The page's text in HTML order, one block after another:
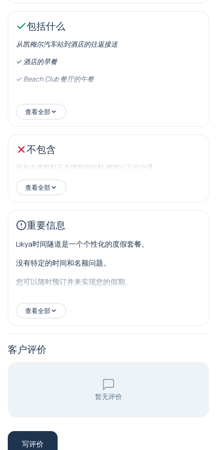
Adrasan Suluada享受与大自然亲密接触的一天。我们的
假期套餐中包括了古代Phaselis之旅，Tahtalı缆车之旅和
都有机会参与不同的活动，并可以选择您所希望的活动日
程。通过Lycia时间隧道的专属假期套餐，您将享受充实而
包括什么
从凯梅尔汽车站到酒店的往返接送
✓ 酒店的早餐
✓ Beach Club 餐厅的午餐
✓ 奥林波斯塔哈特滑索之旅
✓ 古城法萨利斯之旅 + 包含博物馆通行证。
✓ 免费进入Aura – Inferno – Kristal 夜总会
✓ 活动之间的所有交通接送
✓ 专业导游服务
查看全部
不包含
所有含酒精和不含酒精的饮料 腰部以下的交通
查看全部
重要信息
Likya时间隧道是一个个性化的度假套餐。
没有特定的时间和名额问题。
您可以随时预订并来实现您的假期。
我们的价格是双人间的单人价格。
房间最多可容纳3人。
Amore精品酒店、Bova Rooms酒店和Uraz酒店。所有酒
希望单独度假的客人需支付房间差价。
套餐中的活动可以在您希望的日子和时间进行。
查看全部
客户评价
暂无评价
写评价